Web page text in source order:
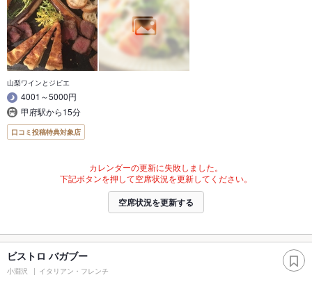
山梨ワインとジビエ
4001～5000円
甲府駅から15分
口コミ投稿特典対象店
カレンダーの更新に失敗しました。
下記ボタンを押して空席状況を更新してください。
空席状況を更新する
ビストロ バガブー
小淵沢 イタリアン・フレンチ